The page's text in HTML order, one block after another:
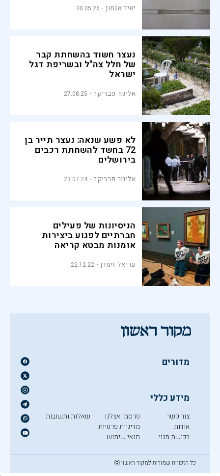
יאיר אגמון 30.05.26
נעצר חשוד בהשחתת קבר
של חלל צה"ל ובשריפת דגל
ישראל
אלינור פבריקר 27.08.25
לא פשע שנאה: נעצר תייר בן
72 בחשד להשחתת רכבים
בירושלים
אלינור פבריקר 23.07.24
הניסיונות של פעילים
חברתיים לפגוע ביצירות
אומנות מבטא קריאה
עדיאל זימרן 22.12.22
מדורים
מידע כללי
צור קשר
אודות
רכישת מנוי
פרסמו אצלנו
מדיניות פרטיות
תנאי שימוש
שאלות ותשובות
כל הזכויות שמורות למקור ראשון ⓒ